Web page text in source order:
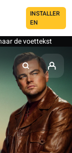
INSTALLER
EN
de voettekst